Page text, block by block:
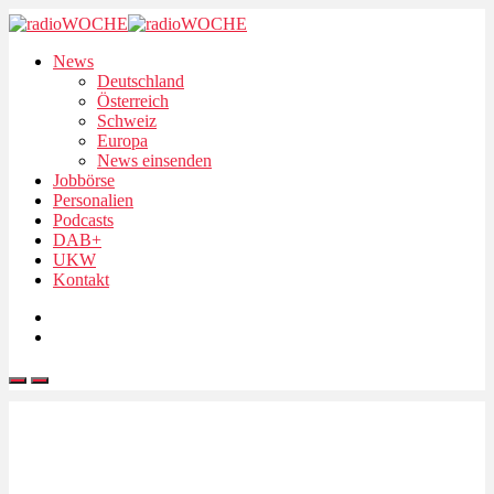
News
Deutschland
Österreich
Schweiz
Europa
News einsenden
Jobbörse
Personalien
Podcasts
DAB+
UKW
Kontakt